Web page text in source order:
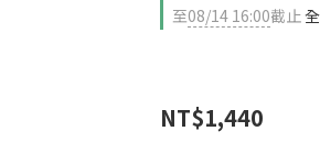
至08/14 16:00截止
NT$1,440